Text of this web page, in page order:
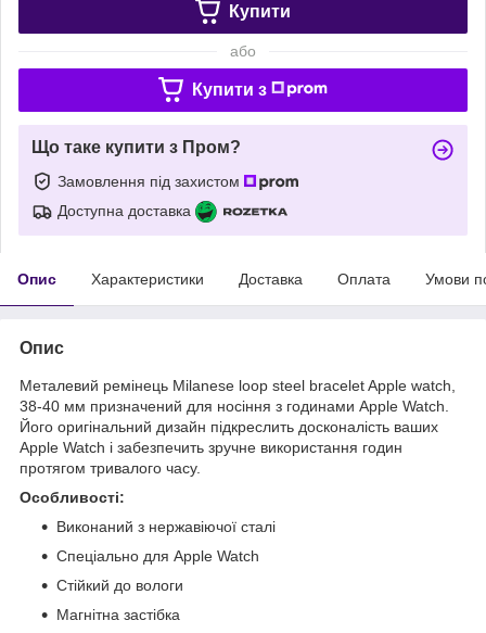
Купити
або
Купити з
Що таке купити з Пром?
Замовлення під захистом
Доступна доставка
Опис Характеристики Доставка Оплата Умови
Опис
Металевий ремінець Milanese loop steel bracelet Apple watch,
38-40 мм призначений для носіння з годинами Apple Watch.
Його оригінальний дизайн підкреслить досконалість ваших
Apple Watch і забезпечить зручне використання годин
протягом тривалого часу.
Особливості:
Виконаний з нержавіючої сталі
Спеціально для Apple Watch
Стійкий до вологи
Магнітна застібка